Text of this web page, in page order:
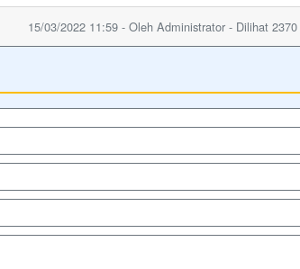
15/03/2022 11:59 - Oleh Administrator - Dilihat 2370